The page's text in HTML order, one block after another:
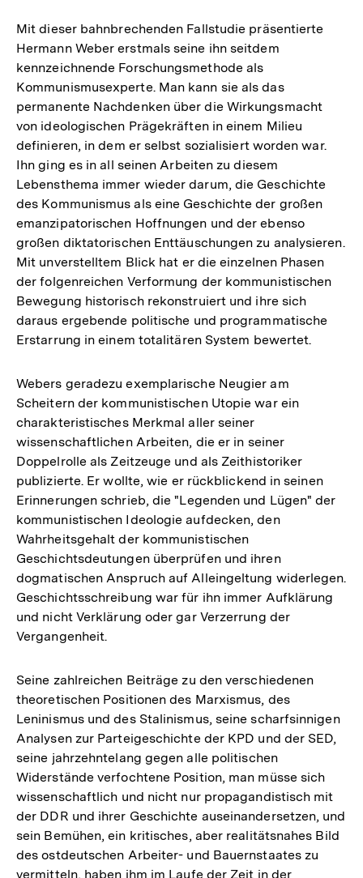
Mit dieser bahnbrechenden Fallstudie präsentierte
Hermann Weber erstmals seine ihn seitdem
kennzeichnende Forschungsmethode als
Kommunismusexperte. Man kann sie als das
permanente Nachdenken über die Wirkungsmacht
von ideologischen Prägekräften in einem Milieu
definieren, in dem er selbst sozialisiert worden war.
Ihn ging es in all seinen Arbeiten zu diesem
Lebensthema immer wieder darum, die Geschichte
des Kommunismus als eine Geschichte der großen
emanzipatorischen Hoffnungen und der ebenso
großen diktatorischen Enttäuschungen zu analysieren.
Mit unverstelltem Blick hat er die einzelnen Phasen
der folgenreichen Verformung der kommunistischen
Bewegung historisch rekonstruiert und ihre sich
daraus ergebende politische und programmatische
Erstarrung in einem totalitären System bewertet.
Webers geradezu exemplarische Neugier am
Scheitern der kommunistischen Utopie war ein
charakteristisches Merkmal aller seiner
wissenschaftlichen Arbeiten, die er in seiner
Doppelrolle als Zeitzeuge und als Zeithistoriker
publizierte. Er wollte, wie er rückblickend in seinen
Erinnerungen schrieb, die "Legenden und Lügen" der
kommunistischen Ideologie aufdecken, den
Wahrheitsgehalt der kommunistischen
Geschichtsdeutungen überprüfen und ihren
dogmatischen Anspruch auf Alleingeltung widerlegen.
Geschichtsschreibung war für ihn immer Aufklärung
und nicht Verklärung oder gar Verzerrung der
Vergangenheit.
Seine zahlreichen Beiträge zu den verschiedenen
theoretischen Positionen des Marxismus, des
Leninismus und des Stalinismus, seine scharfsinnigen
Analysen zur Parteigeschichte der KPD und der SED,
seine jahrzehntelang gegen alle politischen
Widerstände verfochtene Position, man müsse sich
wissenschaftlich und nicht nur propagandistisch mit
der DDR und ihrer Geschichte auseinandersetzen, und
sein Bemühen, ein kritisches, aber realitätsnahes Bild
des ostdeutschen Arbeiter- und Bauernstaates zu
vermitteln, haben ihm im Laufe der Zeit in der